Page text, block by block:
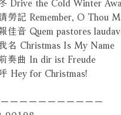
勞記 Remember, O Thou
佳音 Quem pastores
名 Christmas Is My Name
奏曲 In dir ist Freude
Hey for Christmas!
－－－－－－－－－－